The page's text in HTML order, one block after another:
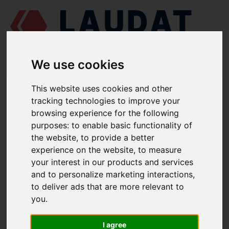
We use cookies
This website uses cookies and other
tracking technologies to improve your
browsing experience for the following
purposes:to enable basic functionality of
the website,to provide a better
experience on the website,to measure
your interest in our products and services
and to personalize marketing interactions,
to deliver ads that are more relevant to
you.
I agree
LAUDAT SUPPLY/MOTORES MARINOS/ SKL NVD 26 A3
LAUDAT SUPPLY
NVD 26 A3
CATEGORIA DE PISTÓN Y BIELA
SEGMENTO DE ENGRASE
NÚMERO DE PIEZA: 51134702